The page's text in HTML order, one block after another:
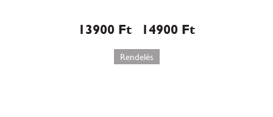
13900 Ft 14900 Ft
Rendelés